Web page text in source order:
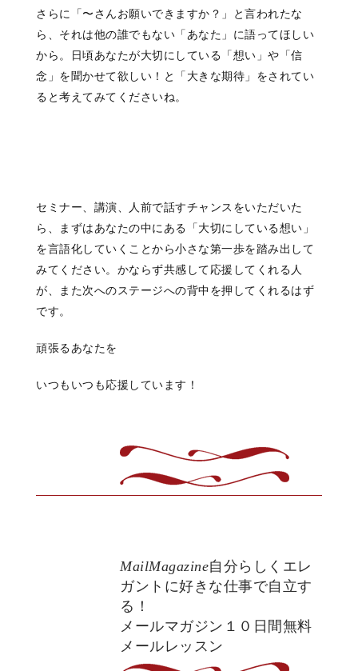
さらに「〜さんお願いできますか？」と言われたな
ら、それは他の誰でもない「あなた」に語ってほしい
から。日頃あなたが大切にしている「想い」や「信
念」を聞かせて欲しい！と「大きな期待」をされてい
ると考えてみてくださいね。
セミナー、講演、人前で話すチャンスをいただいた
ら、まずはあなたの中にある「大切にしている想い」
を言語化していくことから小さな第一歩を踏み出して
みてください。かならず共感して応援してくれる人
が、また次へのステージへの背中を押してくれるはず
です。
頑張るあなたを
いつもいつも応援しています！
MailMagazine自分らしくエレ
ガントに好きな仕事で自立す
る！
メールマガジン１０日間無料
メールレッスン